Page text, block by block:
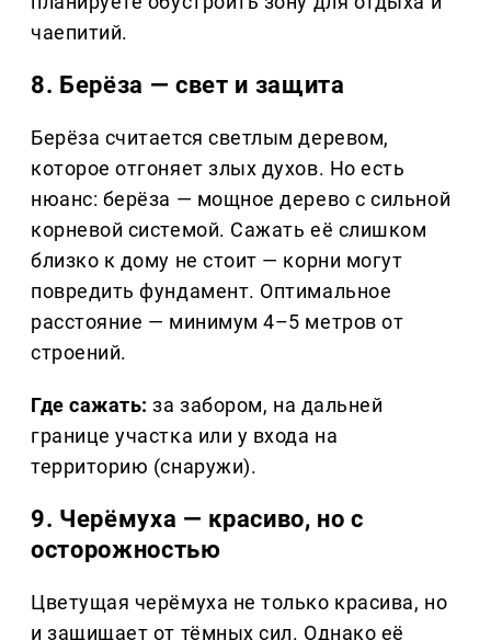
чаепитий.
8. Берёза — свет и защита
Берёза считается светлым деревом,
которое отгоняет злых духов. Но есть
нюанс: берёза — мощное дерево с сильной
корневой системой. Сажать её слишком
близко к дому не стоит — корни могут
повредить фундамент. Оптимальное
расстояние — минимум 4–5 метров от
строений.
Где сажать: за забором, на дальней
границе участка или у входа на
территорию (снаружи).
9. Черёмуха — красиво, но с
осторожностью
Цветущая черёмуха не только красива, но
и защищает от тёмных сил. Однако её